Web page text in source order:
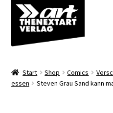
Zur
Navigation
springen
Zum
Inhalt
springen
Shop
Start Shop Comics
essen
Steven Grau Sand kann